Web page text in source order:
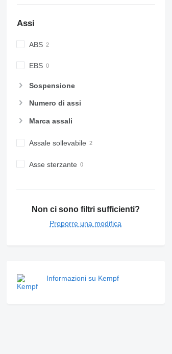
Assi
ABS
EBS
Sospensione
Numero di assi
Marca assali
Assale sollevabile
Asse sterzante
Non ci sono filtri sufficienti?
Proporre una modifica
Informazioni su Kempf